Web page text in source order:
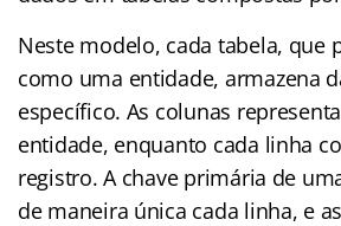
Neste modelo, cada tabela, que
como uma entidade, armazena
específico. As colunas
entidade, enquanto cada linha
registro. A chave primária de
de maneira única cada linha, e